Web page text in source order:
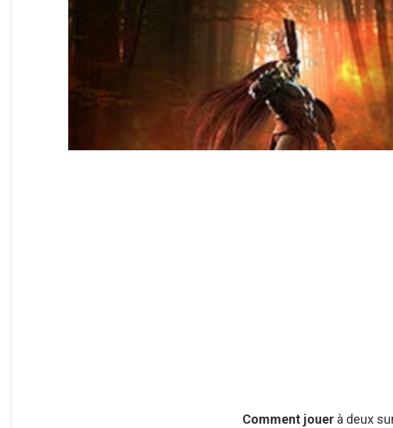
Comment jouer à deux